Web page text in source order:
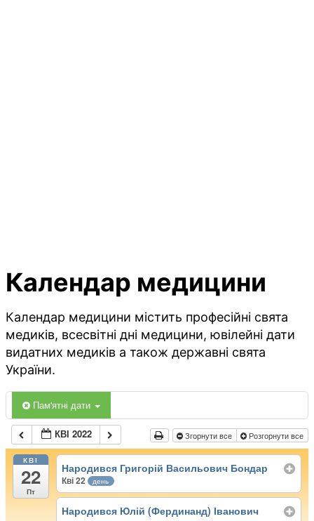
Календар медицини
Календар медицини містить професійні свята
медиків, всесвітні дні медицини, ювілейні дати
видатних медиків а також державні свята
України.
Пам'ятні дати
КВІ 2022 Згорнути все Розгорнути все
КВІ
22
Пт
Народився Григорій Васильович Бондар
Кві 22 день
Народився Юлій (Фердинанд) Іванович